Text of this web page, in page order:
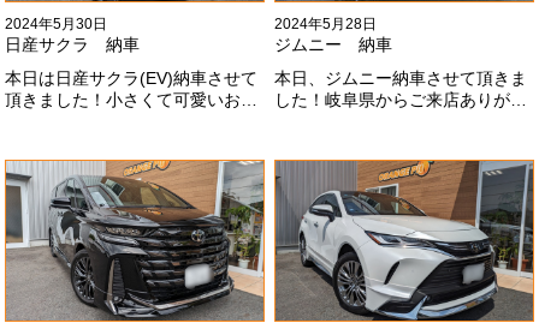
2024年5月30日
日産サクラ 納車
本日は日産サクラ(EV)納車させて
頂きました！小さくて可愛いお車
#x1f60a;#x1f60a;M様ありがとう
ございました#x1f60a;
2024年5月28日
ジムニー 納車
本日、ジムニー納車させて頂きま
した！岐阜県からご来店ありがと
ープンカントリー、ホイールと、
可愛い仕様になりました！これか
らもよろしくお願いします
#x1f647;#x200d;#x2640;#xfe0f;